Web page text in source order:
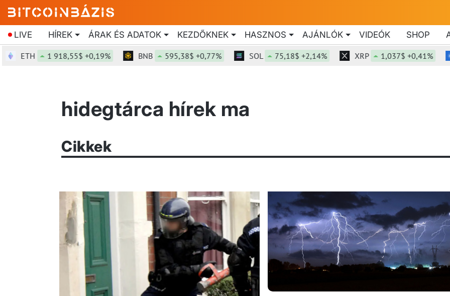
LIVE HÍREK ÁRAK ÉS ADATOK KEZDŐKNEK HASZNOS AJÁNLÓK VIDEÓK SHOP
ETH 1 918,55$ +0,19% BNB 595,38$ +0,77% SOL 75,18$ +2,14% XRP 1,037$ +0,41%
hidegtárca hírek ma
Cikkek